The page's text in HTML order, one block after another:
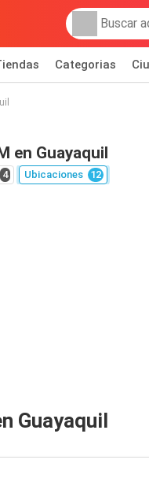
Categorias
en Guayaquil
4 Ubicaciones 12
Guayaquil